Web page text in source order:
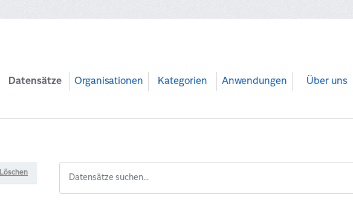
Datensätze Organisationen Kategorien Anwendungen Über uns
Löschen